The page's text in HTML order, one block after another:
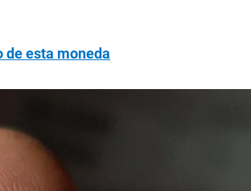
de esta moneda